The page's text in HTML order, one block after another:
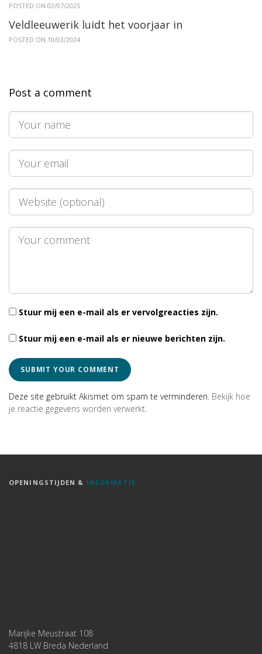
POSTED ON 02/07/2025
Veldleeuwerik luidt het voorjaar in
POSTED ON 10/03/2024
Post a comment
Stuur mij een e-mail als er vervolgreacties zijn.
Stuur mij een e-mail als er nieuwe berichten zijn.
Deze site gebruikt Akismet om spam te verminderen. Bekijk hoe
je reactie gegevens worden verwerkt
OPENINGSTIJDEN & INFORMATIE
Marijke Meustraat 108
4818 LW Breda Nederland